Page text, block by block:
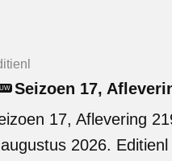
Seizoen 17,
17, Aflevering
2026.